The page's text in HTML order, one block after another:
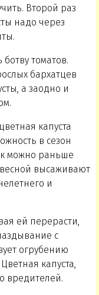
Второй раз
надо через
томатов.
бархатцев
а заодно и
капуста
в сезон
можно раньше
высаживают
и
ей перерасти,
с
огрубению
капуста,
вредителей.